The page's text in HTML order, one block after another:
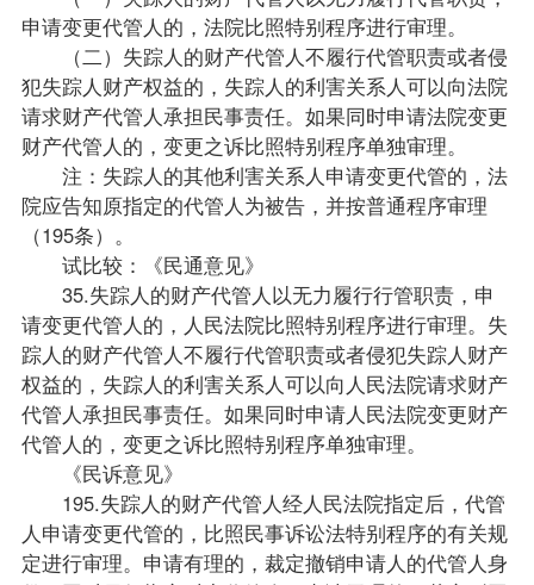
申请变更代管人的，法院比照特别程序进行审理。
（二）失踪人的财产代管人不履行代管职责或者侵
犯失踪人财产权益的，失踪人的利害关系人可以向法院
请求财产代管人承担民事责任。如果同时申请法院变更
财产代管人的，变更之诉比照特别程序单独审理。
注：失踪人的其他利害关系人申请变更代管的，法
院应告知原指定的代管人为被告，并按普通程序审理
（195条）。
试比较：《民通意见》
35.失踪人的财产代管人以无力履行行管职责，申
请变更代管人的，人民法院比照特别程序进行审理。失
踪人的财产代管人不履行代管职责或者侵犯失踪人财产
权益的，失踪人的利害关系人可以向人民法院请求财产
代管人承担民事责任。如果同时申请人民法院变更财产
代管人的，变更之诉比照特别程序单独审理。
《民诉意见》
195.失踪人的财产代管人经人民法院指定后，代管
人申请变更代管的，比照民事诉讼法特别程序的有关规
定进行审理。申请有理的，裁定撤销申请人的代管人身